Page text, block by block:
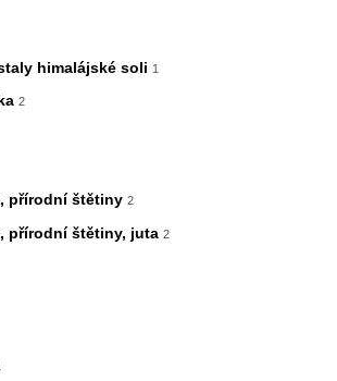
himalájské soli 1
2
přírodní štětiny 2
přírodní štětiny, juta 2